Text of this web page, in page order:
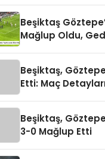
Beşiktaş
Mağlup Oldu,
Beşiktaş,
Etti: Maç
Beşiktaş,
3-0 Mağlup Etti